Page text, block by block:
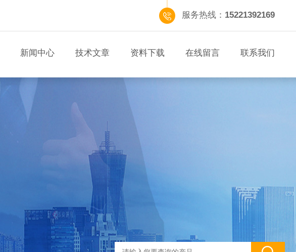
服务热线： 15221392169
新闻中心 技术文章 资料下载 在线留言 联系我们